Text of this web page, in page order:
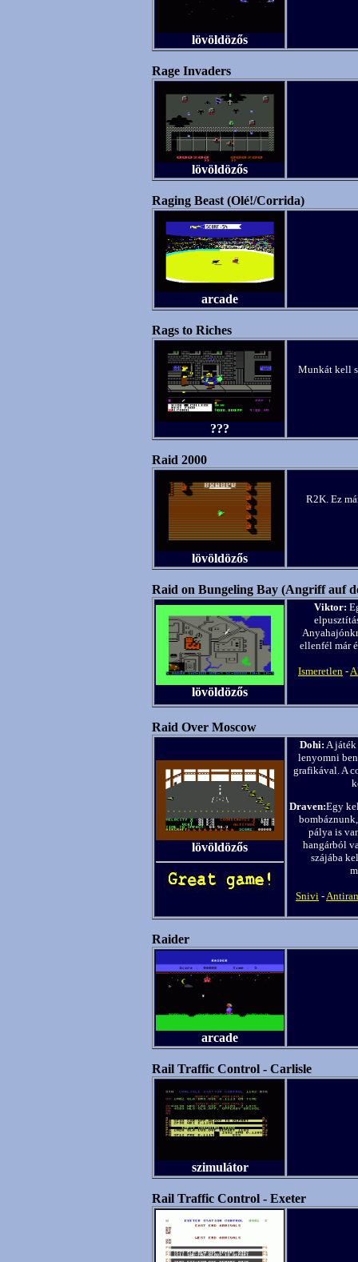
lövöldözős
Rage Invaders
lövöldözős
Raging Beast (Olé!/Corrida)
arcade
Rags to Riches
???
Munkát kell
Raid 2000
lövöldözős
R2K. Ez
Raid on Bungeling Bay (Angriff auf
lövöldözős
Viktor:
ellenfél már
Ismeretlen -
Raid Over Moscow
lövöldözős
Dohi: A
lenyomni
grafikával. A
Draven:Egy
pálya is
hangárból
szájába
Snivi -
Raider
arcade
Rail Traffic Control - Carlisle
szimulátor
Rail Traffic Control - Exeter